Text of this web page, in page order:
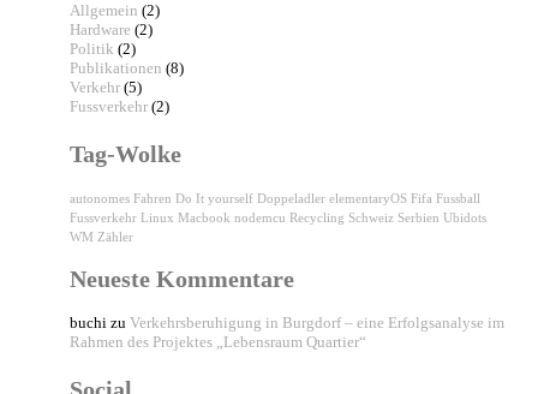
Allgemein (2)
Hardware (2)
Politik (2)
Publikationen (8)
Verkehr (5)
Fussverkehr (2)
Tag-Wolke
autonomes Fahren Do It yourself Doppeladler elementaryOS Fifa Fussball
Fussverkehr Linux Macbook nodemcu Recycling Schweiz Serbien Ubidots
WM Zähler
Neueste Kommentare
buchi zu Verkehrsberuhigung in Burgdorf – eine Erfolgsanalyse im
Rahmen des Projektes „Lebensraum Quartier“